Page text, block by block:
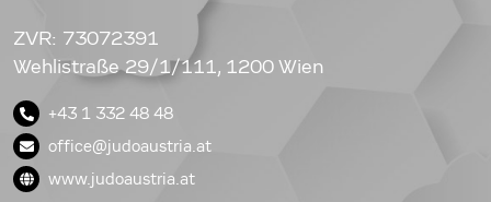
ZVR: 73072391
Wehlistraße 29/1/111, 1200 Wien
+43 1 332 48 48
office@judoaustria.at
www.judoaustria.at